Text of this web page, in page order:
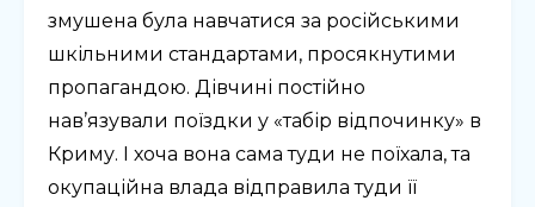
змушена була навчатися за російськими
шкільними стандартами, просякнутими
пропагандою. Дівчині постійно
нав’язували поїздки у «табір відпочинку» в
Криму. І хоча вона сама туди не поїхала, та
окупаційна влада відправила туди її